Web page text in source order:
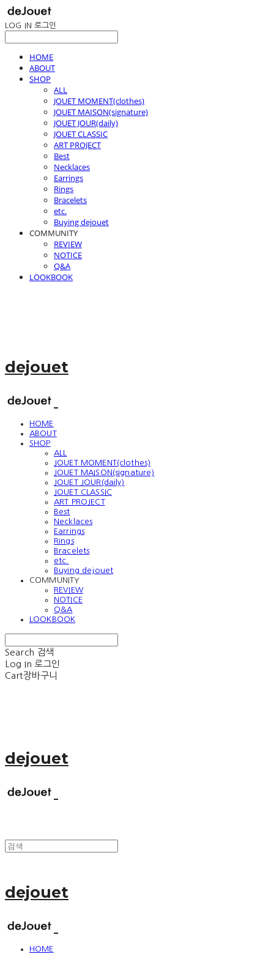
LOG IN 로그인
HOME
ABOUT
SHOP
ALL
JOUET MOMENT(clothes)
JOUET MAISON(signature)
JOUET JOUR(daily)
JOUET CLASSIC
ART PROJECT
Best
Necklaces
Earrings
Rings
Bracelets
etc.
Buying dejouet
COMMUNITY
REVIEW
NOTICE
Q&A
LOOKBOOK
dejouet
HOME
ABOUT
SHOP
ALL
JOUET MOMENT(clothes)
JOUET MAISON(signature)
JOUET JOUR(daily)
JOUET CLASSIC
ART PROJECT
Best
Necklaces
Earrings
Rings
Bracelets
etc.
Buying dejouet
COMMUNITY
REVIEW
NOTICE
Q&A
LOOKBOOK
Search 검색
Log In 로그인
Cart장바구니
dejouet
dejouet
HOME